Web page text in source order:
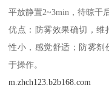
平放静置2~3min，待晾干
优点：防雾效果确切，维
性小，感觉舒适；防雾剂
于操作。
m.zhch123.b2b168.com